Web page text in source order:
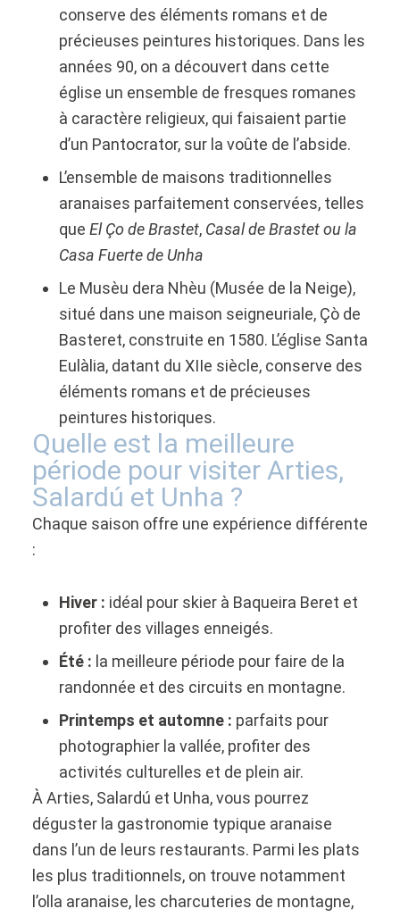
conserve des éléments romans et de
précieuses peintures historiques. Dans les
années 90, on a découvert dans cette
église un ensemble de fresques romanes
à caractère religieux, qui faisaient partie
d’un Pantocrator, sur la voûte de l’abside.
L’ensemble de maisons traditionnelles
aranaises parfaitement conservées, telles
que El Ço de Brastet, Casal de Brastet ou la
Casa Fuerte de Unha
Le Musèu dera Nhèu (Musée de la Neige),
situé dans une maison seigneuriale, Çò de
Basteret, construite en 1580. L’église Santa
Eulàlia, datant du XIIe siècle, conserve des
éléments romans et de précieuses
peintures historiques.
Quelle est la meilleure
période pour visiter Arties,
Salardú et Unha ?
Chaque saison offre une expérience différente
:
Hiver : idéal pour skier à Baqueira Beret et
profiter des villages enneigés.
Été : la meilleure période pour faire de la
randonnée et des circuits en montagne.
Printemps et automne : parfaits pour
photographier la vallée, profiter des
activités culturelles et de plein air.
À Arties, Salardú et Unha, vous pourrez
déguster la gastronomie typique aranaise
dans l’un de leurs restaurants. Parmi les plats
les plus traditionnels, on trouve notamment
l’olla aranaise,les charcuteries de montagne,